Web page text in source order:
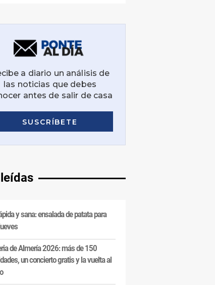
y sana: ensalada de patata para
de Almería 2026: más de 150
un concierto gratis y la vuelta al